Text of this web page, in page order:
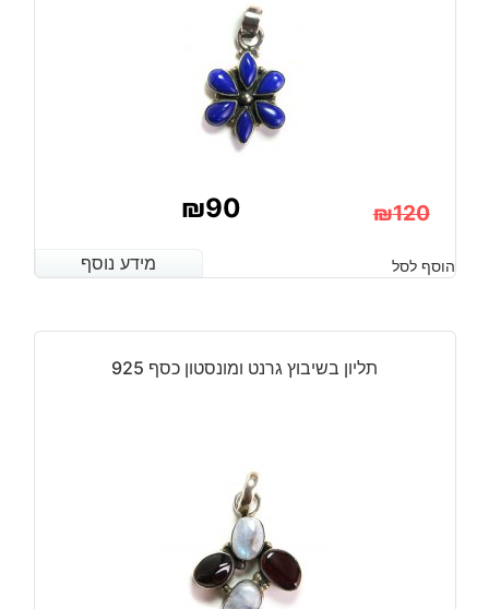
₪120
המקורי
היה:
₪120.
₪90
הנוכחי
הוא:
מידע נוסף הוסף לסל מידע נוסף
תליון בשיבוץ גרנט ומונסטון כסף 925